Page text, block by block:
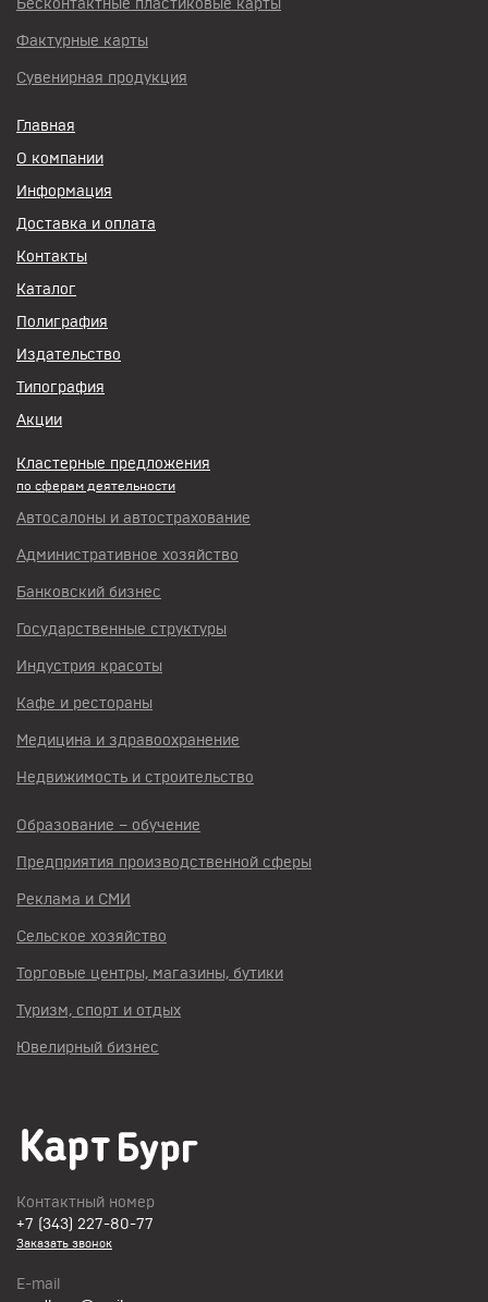
Бесконтактные пластиковые карты
Фактурные карты
Сувенирная продукция
Главная
О компании
Информация
Доставка и оплата
Контакты
Каталог
Полиграфия
Издательство
Типография
Акции
Кластерные предложения
по сферам деятельности
Автосалоны и автострахование
Административное хозяйство
Банковский бизнес
Государственные структуры
Индустрия красоты
Кафе и рестораны
Медицина и здравоохранение
Недвижимость и строительство
Образование – обучение
Предприятия производственной сферы
Реклама и СМИ
Сельское хозяйство
Торговые центры, магазины, бутики
Туризм, спорт и отдых
Ювелирный бизнес
Контактный номер
+7 (343) 227-80-77
Заказать звонок
E-mail